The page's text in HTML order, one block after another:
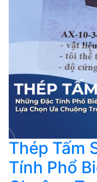
Thép Tấm
Tính Phổ